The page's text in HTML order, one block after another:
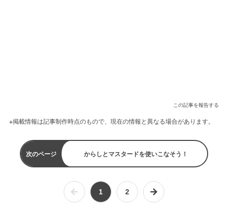
この記事を報告する
※掲載情報は記事制作時点のもので、現在の情報と異なる場合があります。
次のページ からしとマスタードを使いこなそう！
1 2